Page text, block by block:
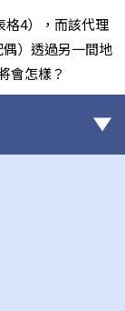
格4），而該代理
）透過另一間地
會怎樣？
租契？
權共有」、「分